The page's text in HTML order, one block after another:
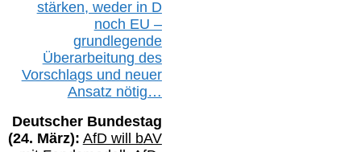
stärken, weder in D
noch EU –
grundlegende
Überarbeitung des
Vorschlags und neuer
Ansatz nötig…
Deutscher Bundestag
(24. März): AfD will bAV